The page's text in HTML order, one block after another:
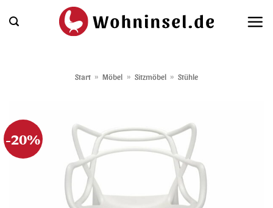
Inhalt
Start » Möbel » Sitzmöbel » Stühle
-20%